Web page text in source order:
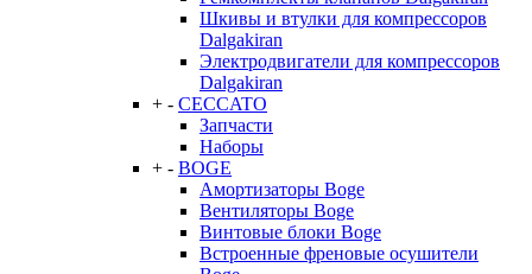
Шкивы и втулки для компрессоров
Dalgakiran
Электродвигатели для компрессоров
Dalgakiran
+ - CECCATO
Запчасти
Наборы
+ - BOGE
Амортизаторы Boge
Вентиляторы Boge
Винтовые блоки Boge
Встроенные френовые осушители